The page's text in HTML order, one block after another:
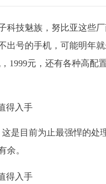
科技魅族，努比亚这些
出号的手机，可能明年
1999元，还有各种高配
是目前为止最强悍的处
余。